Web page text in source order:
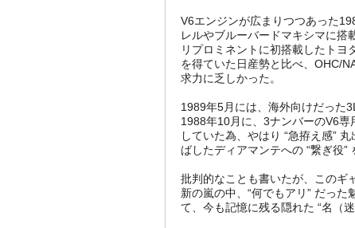
V6エンジンが広まりつつあった
レルやブルーバードマキシマに搭
リプロミネントに初搭載したト
を得ていた日産勢と比べ、OHC/
求力に乏しかった。
1989年5月には、海外向けだった
1988年10月に、3ナンバーのV6専
していた為、やはり “急拵え感”
ばしたディアマンテへの “繋ぎ役”
批判的なことも書いたが、このギ
新の嵐の中、“何でもアリ” だっ
て、今も記憶に残る隠れた “名（